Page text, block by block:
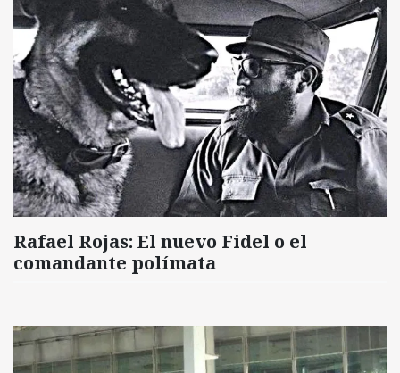
Rafael Rojas: El nuevo Fidel o el
comandante polímata